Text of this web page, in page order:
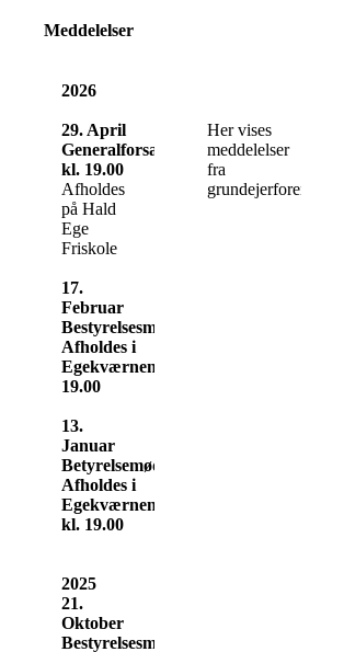
Meddelelser
2026
29. April
Generalforsamling
kl. 19.00
Afholdes
på Hald
Ege
Friskole
17.
Februar
Bestyrelsesmøde
Afholdes i
Egekværnen
19.00
13.
Januar
Betyrelsemøde
Afholdes i
Egekværnen
kl. 19.00
2025
21.
Oktober
Bestyrelsesmøde
Her vises
meddelelser
fra
grundejerforeningen.